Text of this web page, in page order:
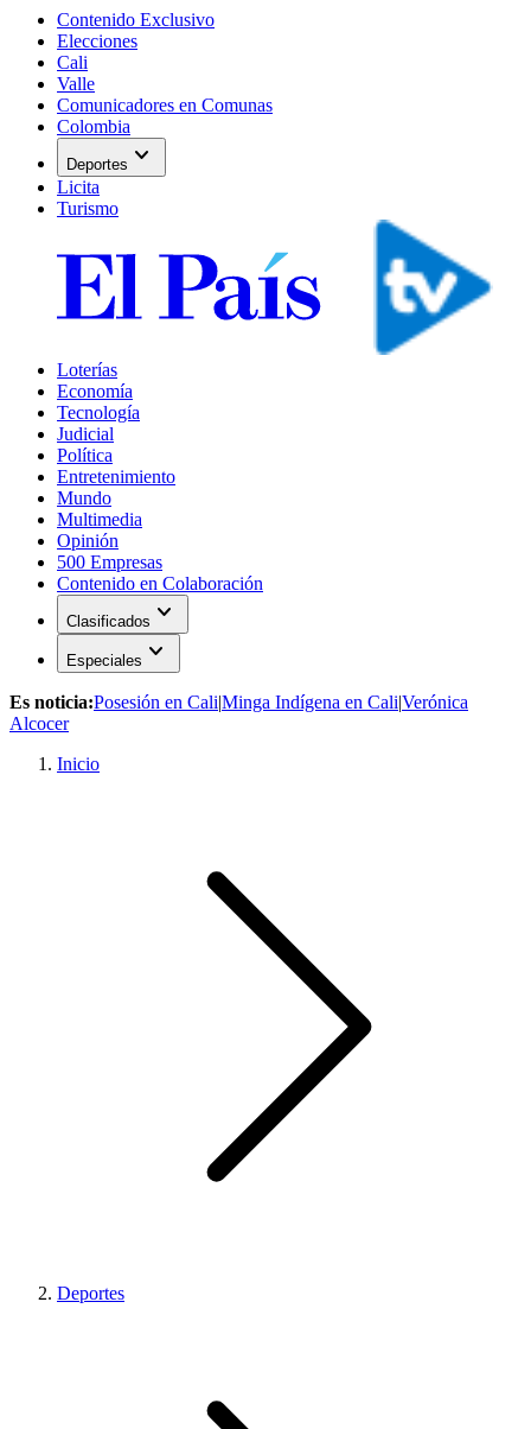
Contenido Exclusivo
Elecciones
Cali
Valle
Comunicadores en Comunas
Colombia
Deportes expand_more
Licita
Turismo
Loterías
Economía
Tecnología
Judicial
Política
Entretenimiento
Mundo
Multimedia
Opinión
500 Empresas
Contenido en Colaboración
Clasificados expand_more
Especiales expand_more
Es noticia:Posesión en Cali|Minga Indígena en Cali|Verónica
Alcocer
Inicio
Deportes